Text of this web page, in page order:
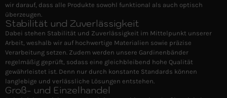
wir darauf, dass alle Produkte sowohl funktional als auch optisch
überzeugen.
Stabilität und Zuverlässigkeit
Dabei stehen Stabilität und Zuverlässigkeit im Mittelpunkt unserer
Arbeit, weshalb wir auf hochwertige Materialien sowie präzise
Verarbeitung setzen. Zudem werden unsere Gardinenbänder
regelmäßig geprüft, sodass eine gleichbleibend hohe Qualität
gewährleistet ist. Denn nur durch konstante Standards können
langlebige und verlässliche Lösungen entstehen.
Groß- und Einzelhandel